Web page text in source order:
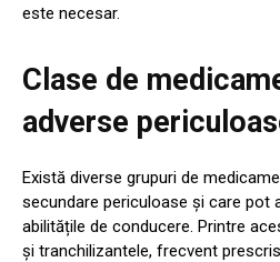
este necesar.
Clase de
adverse
Există diverse grupuri de
secundare periculoase și care pot
abilitățile de conducere. Printre
și tranchilizantele, frecvent